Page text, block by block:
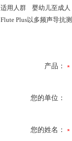
适用人群 婴幼儿至成
Flute Plus以多频声导抗
产品：
您的单位：
您的姓名：